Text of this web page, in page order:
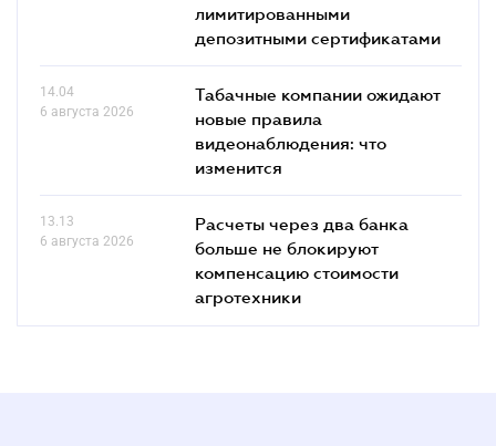
лимитированными
депозитными сертификатами
14.04
6 августа 2026
Табачные компании ожидают
новые правила
видеонаблюдения: что
изменится
13.13
6 августа 2026
Расчеты через два банка
больше не блокируют
компенсацию стоимости
агротехники